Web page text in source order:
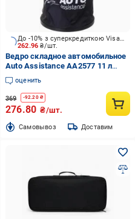
262.96₴/шт.
До -10% з суперкредиткою Visa Вигода
Ведро складное автомобильное
Auto Assistance AA2577 11 л
черный
оценить
369 -92.20₴
276.80 ₴/шт.
Cамовывоз Доставим